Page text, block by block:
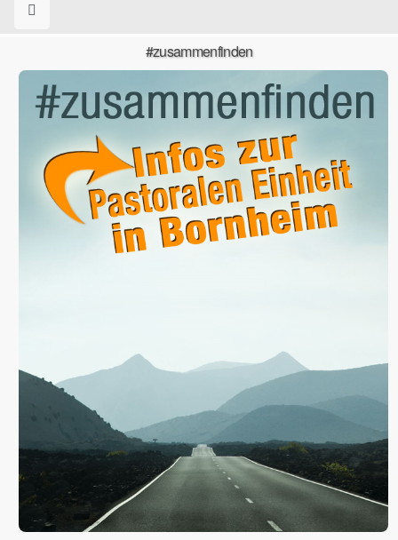
#zusammenfinden